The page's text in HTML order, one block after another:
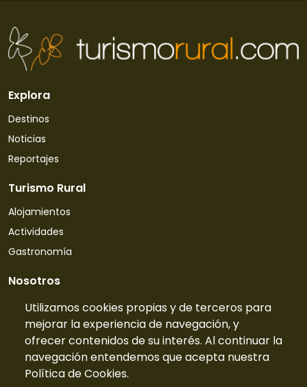
Utilizamos cookies propias y de terceros para
mejorar la experiencia de navegación, y
ofrecer contenidos de su interés. Al continuar la
navegación entendemos que acepta nuestra
Política de Cookies.
Explora
Destinos
Noticias
Reportajes
Turismo Rural
Alojamientos
Actividades
Gastronomía
Nosotros
Quiénes somos
Contacto
Tarifas
Preguntas frecuentes